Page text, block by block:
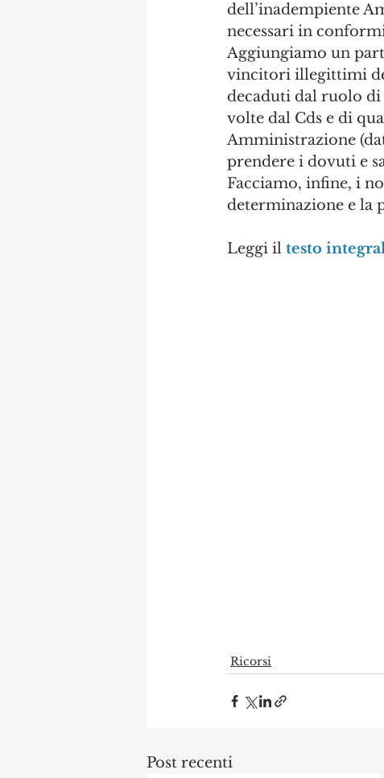
dell’inadempiente
necessari in
Aggiungiamo un
vincitori illegittimi
decaduti dal ruolo di
volte dal Cds e di
Amministrazione
prendere i dovuti e
Facciamo, infine, i
determinazione e la
Leggi il testo
Ricorsi
Post recenti